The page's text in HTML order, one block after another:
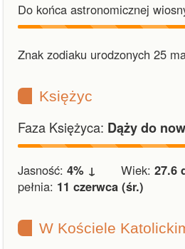
Do końca astronomicznej
Znak zodiaku urodzonych 25
Księżyc
Faza Księżyca: Dąży do
Jasność: 4% ↓ Wiek: 27.6
pełnia: 11 czerwca (śr.)
W Kościele